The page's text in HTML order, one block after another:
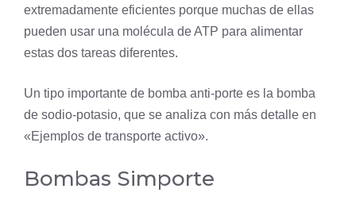
extremadamente eficientes porque muchas de ellas
pueden usar una molécula de ATP para alimentar
estas dos tareas diferentes.
Un tipo importante de bomba anti-porte es la bomba
de sodio-potasio, que se analiza con más detalle en
«Ejemplos de transporte activo».
Bombas Simporte